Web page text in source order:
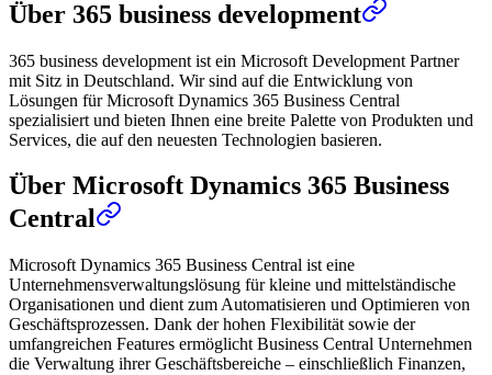
Über 365 business development
365 business development ist ein Microsoft Development Partner
mit Sitz in Deutschland. Wir sind auf die Entwicklung von
Lösungen für Microsoft Dynamics 365 Business Central
spezialisiert und bieten Ihnen eine breite Palette von Produkten und
Services, die auf den neuesten Technologien basieren.
Über Microsoft Dynamics 365 Business
Central
Microsoft Dynamics 365 Business Central ist eine
Unternehmensverwaltungslösung für kleine und mittelständische
Organisationen und dient zum Automatisieren und Optimieren von
Geschäftsprozessen. Dank der hohen Flexibilität sowie der
umfangreichen Features ermöglicht Business Central Unternehmen
die Verwaltung ihrer Geschäftsbereiche – einschließlich Finanzen,